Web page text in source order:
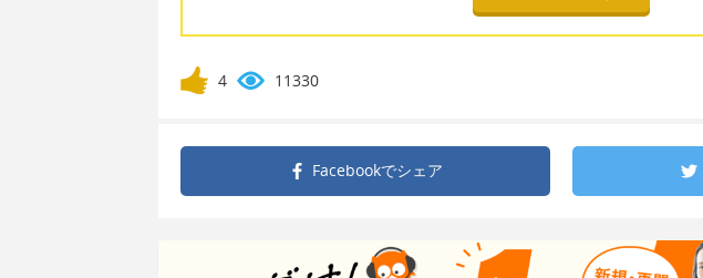
4 11330
Facebookでシェア